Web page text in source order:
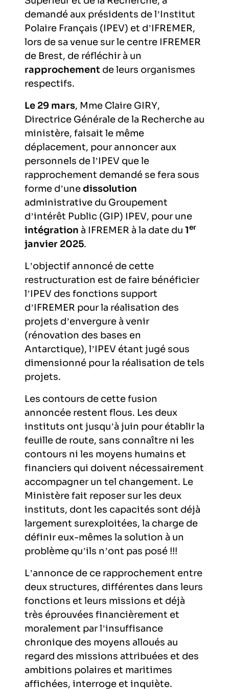
l’exploitation de la mer
demandé aux présidents de l’Institut
Polaire Français (IPEV) et d’IFREMER,
lors de sa venue sur le centre IFREMER
de Brest, de réfléchir à un
rapprochement de leurs organismes
respectifs.
Le 29 mars, Mme Claire GIRY,
Directrice Générale de la Recherche au
ministère, faisait le même
déplacement, pour annoncer aux
personnels de l’IPEV que le
rapprochement demandé se fera sous
forme d’unedissolution
administrative du Groupement
d’intérêt Public (GIP) IPEV, pour une
intégration à IFREMER à la date du 1er
janvier 2025.
L’objectif annoncé de cette
restructuration est de faire bénéficier
l’IPEV des fonctions support
d’IFREMER pour la réalisation des
projets d’envergure à venir
(rénovation des bases en
Antarctique), l’IPEV étant jugé sous
dimensionné pour la réalisation de tels
projets.
Les contours de cette fusion
annoncée restent flous. Les deux
instituts ont jusqu’à juin pour établir la
feuille de route, sans connaître ni les
contours ni les moyens humains et
financiers qui doivent nécessairement
accompagner un tel changement. Le
Ministère fait reposer sur les deux
instituts, dont les capacités sont déjà
largement surexploitées, la charge de
définir eux-mêmes la solution à un
problème qu’ils n’ont pas posé !!!
L’annonce de ce rapprochement entre
deux structures, différentes dans leurs
fonctions et leurs missions et déjà
très éprouvées financièrement et
moralement par l’insuffisance
chronique des moyens alloués au
regard des missions attribuées et des
ambitions polaires et maritimes
affichées, interroge et inquiète.